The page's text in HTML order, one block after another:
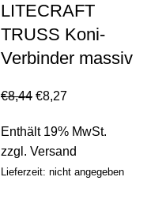
LITECRAFT
TRUSS Koni-
Verbinder massiv
€8,44 €8,27
Enthält 19% MwSt.
zzgl. Versand
Lieferzeit: nicht angegeben